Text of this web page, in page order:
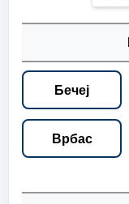
Бечеј
Врбас